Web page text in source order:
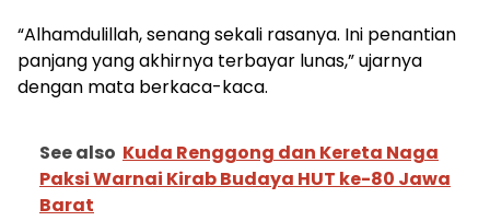
“Alhamdulillah, senang sekali rasanya. Ini penantian
panjang yang akhirnya terbayar lunas,” ujarnya
dengan mata berkaca-kaca.
See also Kuda Renggong dan Kereta Naga
Paksi Warnai Kirab Budaya HUT ke-80 Jawa
Barat